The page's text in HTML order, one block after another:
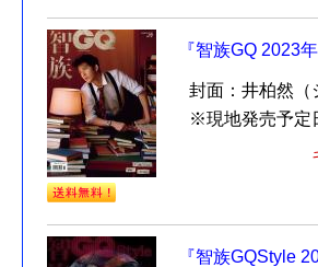
『智族GQ 2023
封面：井柏然（
※現地発売予定
『智族GQStyle